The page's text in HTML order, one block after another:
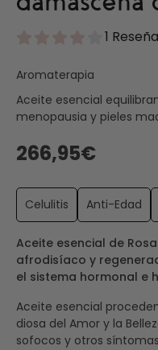
1
Aromaterapia
Aceite esencial
menopausia y pieles
266,95€
Celulitis Anti-Edad
Aceite esencial de
afrodisíaco y
el sistema hormonal e
Aceite esencial
diosa del Amor y la
sofocos y otros